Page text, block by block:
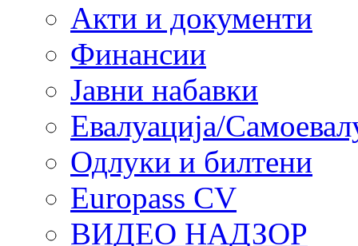
Акти и документи
Финансии
Јавни набавки
Евалуација/
Одлуки и билтени
Europass CV
ВИДЕО НАДЗОР